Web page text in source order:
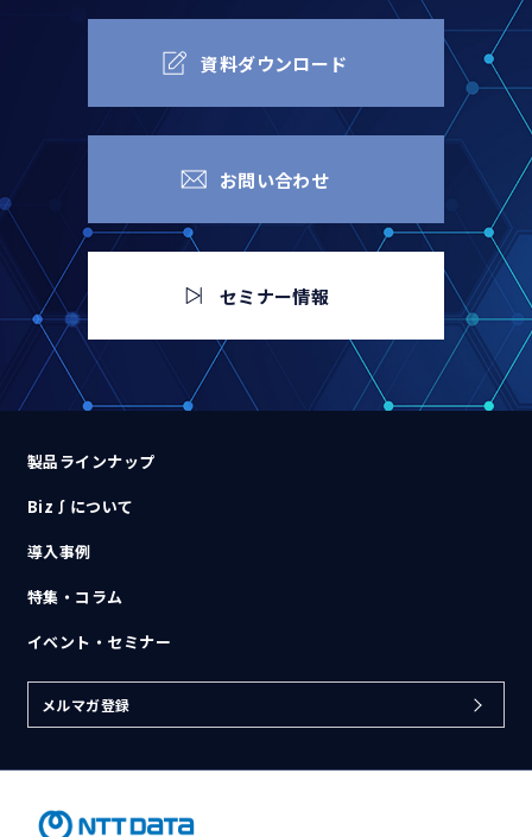
資料ダウンロード
お問い合わせ
セミナー情報
製品ラインナップ
Biz∫について
導入事例
特集・コラム
イベント・セミナー
メルマガ登録